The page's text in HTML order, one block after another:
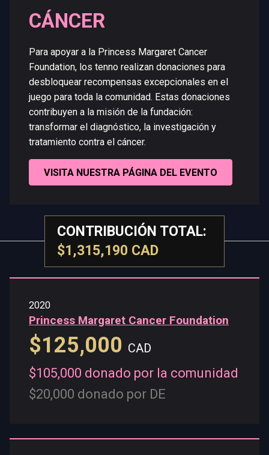
CÁNCER
Para apoyar a la Princess Margaret Cancer
Foundation, los tenno realizan donaciones para
desbloquear recompensas excepcionales en el
juego para toda la comunidad. Estas donaciones
contribuyen a la misión de la fundación:
transformar el diagnóstico, la investigación y
tratamiento contra el cáncer.
VISITA NUESTRA PÁGINA DEL EVENTO
CONTRIBUCIÓN TOTAL:
$1,315,190 CAD
2020
Princess Margaret Cancer Foundation
$125,000 CAD
$105,000 donado por la comunidad
$20,000 donado por DE